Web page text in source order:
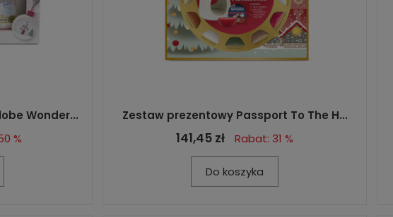
Wonder...
%
Zestaw prezentowy Passport To The H...
141,45 zł Rabat: 31 %
Do koszyka